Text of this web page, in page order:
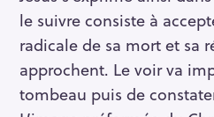
le suivre consiste à
radicale de sa mort et sa
approchent. Le voir va
tombeau puis de